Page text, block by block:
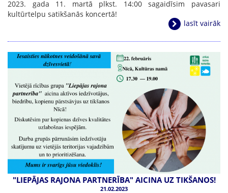
2023. gada 11. martā plkst. 14:00 sagaidīsim pavasari
kultūrtelpu satikšanās koncertā!
lasīt vairāk
"LIEPĀJAS RAJONA PARTNERĪBA" AICINA UZ TIKŠANOS!
21.02.2023